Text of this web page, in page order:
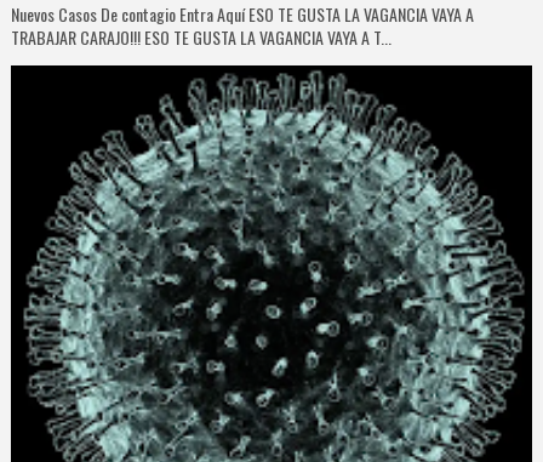
Nuevos Casos De contagio Entra Aquí ESO TE GUSTA LA VAGANCIA VAYA A
TRABAJAR CARAJO!!! ESO TE GUSTA LA VAGANCIA VAYA A T...